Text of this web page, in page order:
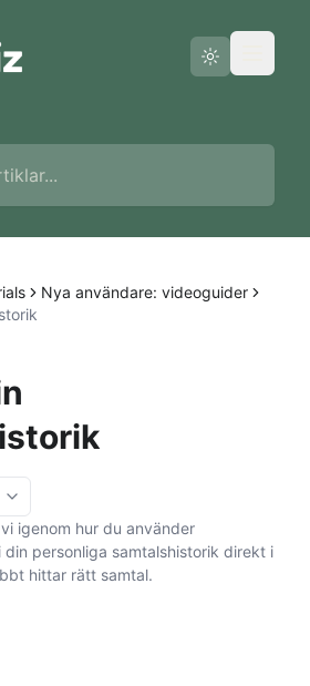
Nya användare: videoguider
More options
igenom hur du använder
personliga samtalshistorik direkt i
hittar rätt samtal.